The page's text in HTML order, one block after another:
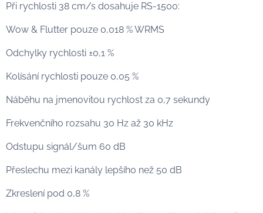
Při rychlosti 38 cm/s dosahuje RS-1500:
Wow & Flutter pouze 0,018 % WRMS
Odchylky rychlosti ±0,1 %
Kolísání rychlosti pouze 0,05 %
Náběhu na jmenovitou rychlost za 0,7 sekundy
Frekvenčního rozsahu 30 Hz až 30 kHz
Odstupu signál/šum 60 dB
Přeslechu mezi kanály lepšího než 50 dB
Zkreslení pod 0,8 %